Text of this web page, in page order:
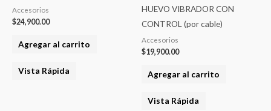
Accesorios
$24,900.00
Agregar al carrito
Vista Rápida
HUEVO VIBRADOR CON
CONTROL (por cable)
Accesorios
$19,900.00
Agregar al carrito
Vista Rápida